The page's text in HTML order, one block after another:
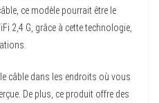
ce modèle pourrait être le
2,4 G, grâce à cette technologie,
câble dans les endroits où vous
De plus, ce produit offre des